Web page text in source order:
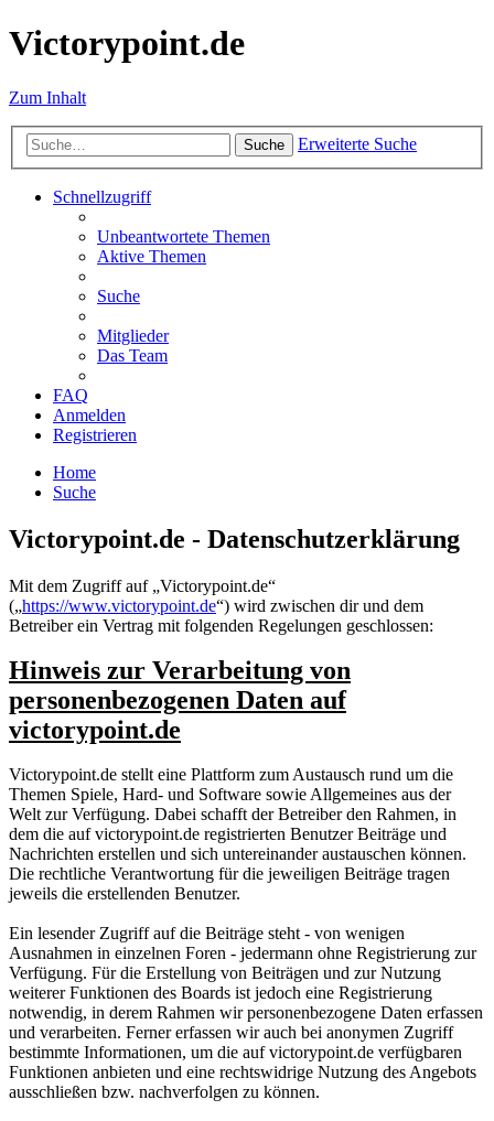
Victorypoint.de
Zum Inhalt
Suche Erweiterte Suche
Schnellzugriff
Unbeantwortete Themen
Aktive Themen
Suche
Mitglieder
Das Team
FAQ
Anmelden
Registrieren
Home
Suche
Victorypoint.de - Datenschutzerklärung
Mit dem Zugriff auf „Victorypoint.de“
(„https://www.victorypoint.de“) wird zwischen dir und dem
Betreiber ein Vertrag mit folgenden Regelungen geschlossen:
Hinweis zur Verarbeitung von
personenbezogenen Daten auf
victorypoint.de
Victorypoint.de stellt eine Plattform zum Austausch rund um die
Themen Spiele, Hard- und Software sowie Allgemeines aus der
Welt zur Verfügung. Dabei schafft der Betreiber den Rahmen, in
dem die auf victorypoint.de registrierten Benutzer Beiträge und
Nachrichten erstellen und sich untereinander austauschen können.
Die rechtliche Verantwortung für die jeweiligen Beiträge tragen
jeweils die erstellenden Benutzer.
Ein lesender Zugriff auf die Beiträge steht - von wenigen
Ausnahmen in einzelnen Foren - jedermann ohne Registrierung zur
Verfügung. Für die Erstellung von Beiträgen und zur Nutzung
weiterer Funktionen des Boards ist jedoch eine Registrierung
notwendig, in derem Rahmen wir personenbezogene Daten erfassen
und verarbeiten. Ferner erfassen wir auch bei anonymen Zugriff
bestimmte Informationen, um die auf victorypoint.de verfügbaren
Funktionen anbieten und eine rechtswidrige Nutzung des Angebots
ausschließen bzw. nachverfolgen zu können.